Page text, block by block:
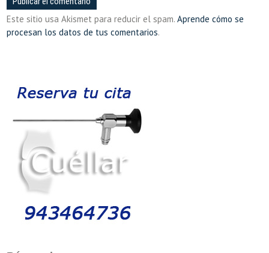
Este sitio usa Akismet para reducir el spam.Aprende cómo se
procesan los datos de tus comentarios.